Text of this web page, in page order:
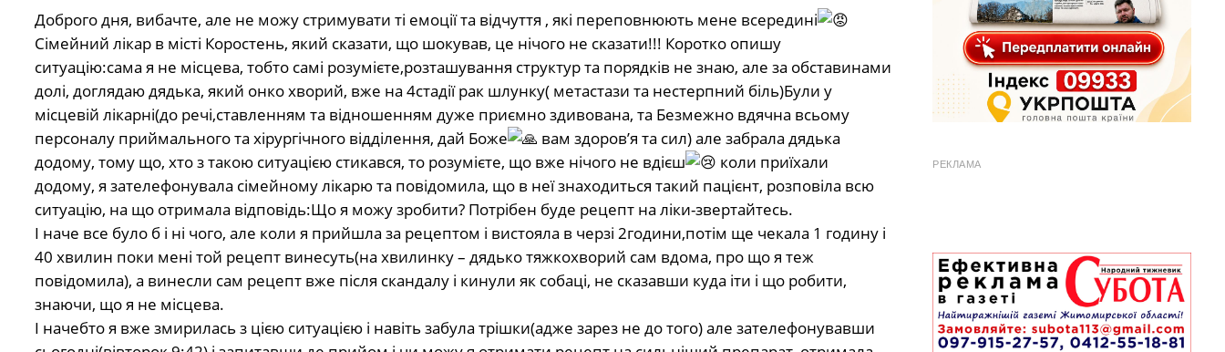
Доброго дня, вибачте, але не можу стримувати ті емоції та відчуття , які переповнюють мене всередині
Сімейний лікар в місті Коростень, який сказати, що шокував, це нічого не сказати!!! Коротко опишу
ситуацію:сама я не місцева, тобто самі розумієте,розташування структур та порядків не знаю, але за обставинами
долі, доглядаю дядька, який онко хворий, вже на 4стадії рак шлунку( метастази та нестерпний біль)Були у
місцевій лікарні(до речі,ставленням та відношенням дуже приємно здивована, та Безмежно вдячна всьому
персоналу приймального та хірургічного відділення, дай Боже
вам здоров’я та сил) але забрала дядька
додому, тому що, хто з такою ситуацією стикався, то розумієте, що вже нічого не вдієш
коли приїхали
додому, я зателефонувала сімейному лікарю та повідомила, що в неї знаходиться такий пацієнт, розповіла всю
ситуацію, на що отримала відповідь:Що я можу зробити? Потрібен буде рецепт на ліки-звертайтесь.
І наче все було б і ні чого, але коли я прийшла за рецептом і вистояла в черзі 2години,потім ще чекала 1 годину і
40 хвилин поки мені той рецепт винесуть(на хвилинку – дядько тяжкохворий сам вдома, про що я теж
повідомила), а винесли сам рецепт вже після скандалу і кинули як собаці, не сказавши куда іти і що робити,
знаючи, що я не місцева.
І начебто я вже змирилась з цією ситуацією і навіть забула трішки(адже зарез не до того) але зателефонувавши
РЕКЛАМА